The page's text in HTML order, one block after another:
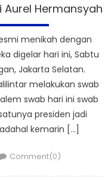
Aurel Hermansyah
menikah dengan
digelar hari ini, Sabtu
Jakarta Selatan.
melakukan swab
swab hari ini swab
presiden jadi
kemarin […]
Comment(0)